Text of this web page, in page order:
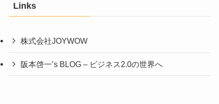
Links
株式会社JOYWOW
阪本啓一’s BLOG – ビジネス2.0の世界へ